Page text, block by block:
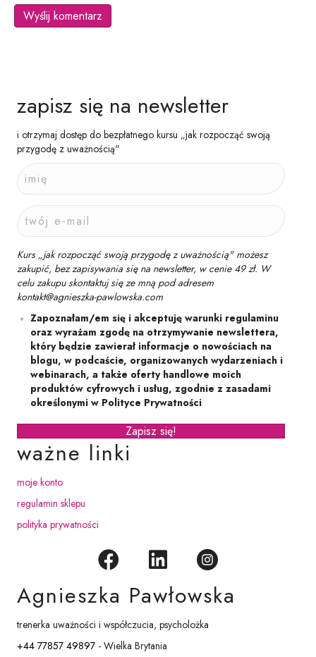
zapisz się na newsletter
i otrzymaj dostęp do bezpłatnego kursu „jak rozpocząć swoją
przygodę z uważnością"
Kurs „jak rozpocząć swoją przygodę z uważnością" możesz
zakupić, bez zapisywania się na newsletter, w cenie 49 zł. W
celu zakupu skontaktuj się ze mną pod adresem
kontakt@agnieszka-pawlowska.com
Zapoznałam/em się i akceptuję warunki regulaminu
oraz wyrażam zgodę na otrzymywanie newslettera,
który będzie zawierał informacje o nowościach na
blogu, w podcaście, organizowanych wydarzeniach i
webinarach, a także oferty handlowe moich
produktów cyfrowych i usług, zgodnie z zasadami
określonymi w Polityce Prywatności
Zapisz się!
ważne linki
moje konto
regulamin sklepu
polityka prywatności
Agnieszka Pawłowska
trenerka uważności i współczucia, psycholożka
+44 77857 49897 - Wielka Brytania